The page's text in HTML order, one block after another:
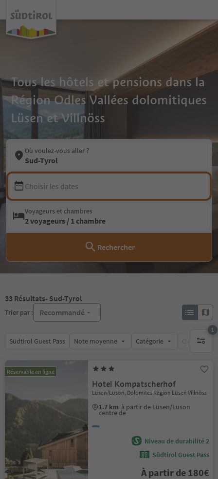
Tous les hôtels et pensions dans la
Région Odles Vallées dolomitiques
Lüsen et Villnöss
Où voulez-vous aller ?
Sud-Tyrol
Choisir les dates
Voyageurs et chambres
2 voyageurs / 1 chambre
Rechercher
33 Résultats- Sud-Tyrol
Trier par : Recommandé
Südtirol Guest Pass Note moyenne Catégorie Options de
1
1 filtre
Réservable en ligne
Hotel Kompatscherhof
Lüsen/Luson, Dolomites Region Lüsen Villnöss
1.7 km à partir de Lüsen/Luson
centre de
Niveau de durabilité 2
Südtirol Guest Pass
À partir de 180€